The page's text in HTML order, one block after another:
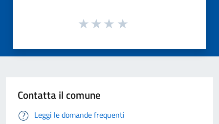
Contatta il comune
Leggi le domande frequenti